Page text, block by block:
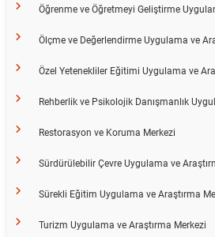
Öğrenme ve Öğretmeyi Geliştirme
Ölçme ve Değerlendirme Uygulama ve
Özel Yetenekliler Eğitimi Uygulama ve
Rehberlik ve Psikolojik Danışmanlık
Restorasyon ve Koruma Merkezi
Sürdürülebilir Çevre Uygulama ve
Sürekli Eğitim Uygulama ve Araştırma
Turizm Uygulama ve Araştırma Merkezi